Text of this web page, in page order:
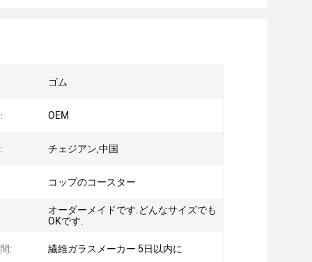
ゴム
OEM
チェジアン,中国
コップのコースター
オーダーメイドです.どんなサイズでも
OKです.
: 繊維ガラスメーカー 5日以内に